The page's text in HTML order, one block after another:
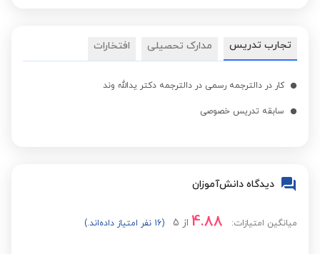
تجارب تدریس مدارک تحصیلی افتخارات
کار در دالترجمه رسمی در دالترجمه دکتر یدالله وند
سابقه تدریس خصوصی
دیدگاه دانش‌آموزان
میانگین امتیازات: 4.88 از 5 (16 نفر امتیاز داده‌اند.)